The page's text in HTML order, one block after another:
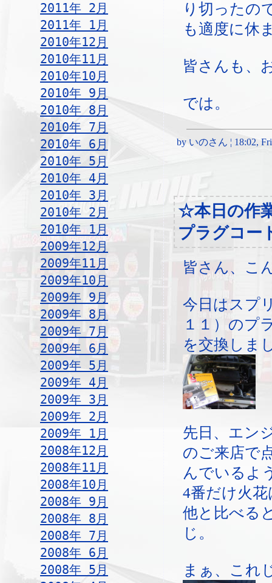
2011年 2月
2011年 1月
2010年12月
2010年11月
2010年10月
2010年 9月
2010年 8月
2010年 7月
2010年 6月
2010年 5月
2010年 4月
2010年 3月
2010年 2月
2010年 1月
2009年12月
2009年11月
2009年10月
2009年 9月
2009年 8月
2009年 7月
2009年 6月
2009年 5月
2009年 4月
2009年 3月
2009年 2月
2009年 1月
2008年12月
2008年11月
2008年10月
2008年 9月
2008年 8月
2008年 7月
2008年 6月
2008年 5月
り切ったの
も適度に休
皆さんも、
では。
by いのさん ¦ 18:02,
☆本日の作
プラグコー
皆さん、こ
今日はスプ
１１）のプ
を交換しま
先日、エン
のご来店で
んでいるよ
4番だけ火
他と比べる
じ。
まぁ、これ